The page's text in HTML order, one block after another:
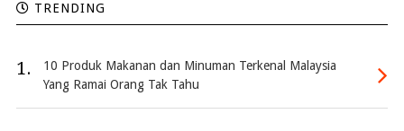
TRENDING
1.
10 Produk Makanan dan Minuman Terkenal Malaysia
Yang Ramai Orang Tak Tahu